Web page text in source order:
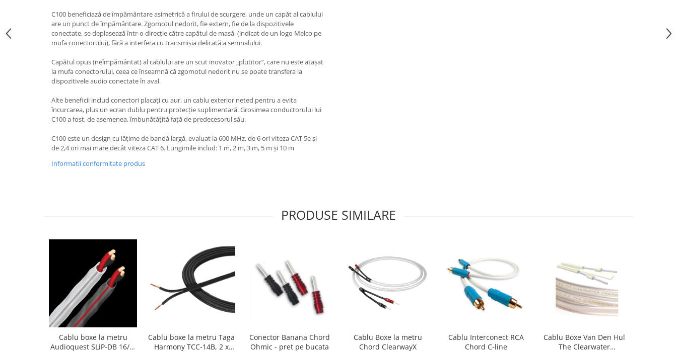
C100 beneficiază de împământare asimetrică a firului de scurgere, unde un capăt al cablului
are un punct de împământare. Zgomotul nedorit, fie extern, fie de la dispozitivele
conectate, se deplasează într-o direcție către capătul de masă, (indicat de un logo Melco pe
mufa conectorului), fără a interfera cu transmisia delicată a semnalului.
Capătul opus (neîmpământat) al cablului are un scut inovator „plutitor”, care nu este atașat
la mufa conectorului, ceea ce înseamnă că zgomotul nedorit nu se poate transfera la
dispozitivele audio conectate în aval.
Alte beneficii includ conectori placați cu aur, un cablu exterior neted pentru a evita
încurcarea, plus un ecran dublu pentru protecție suplimentară. Grosimea conductorului lui
C100 a fost, de asemenea, îmbunătățită față de predecesorul său.
C100 este un design cu lățime de bandă largă, evaluat la 600 MHz, de 6 ori viteza CAT 5e și
de 2,4 ori mai mare decât viteza CAT 6. Lungimile includ: 1 m, 2 m, 3 m, 5 m și 10 m
Informatii conformitate produs
PRODUSE SIMILARE
Cablu boxe la metru
Audioquest SLiP-DB 16/2,
Cablu boxe la metru Taga
Harmony TCC-14B, 2 x
Conector Banana Chord
Ohmic - pret pe bucata
Cablu Boxe la metru
Chord ClearwayX
Cablu Interconect RCA
Chord C-line
Cablu Boxe Van Den Hul
The Clearwater